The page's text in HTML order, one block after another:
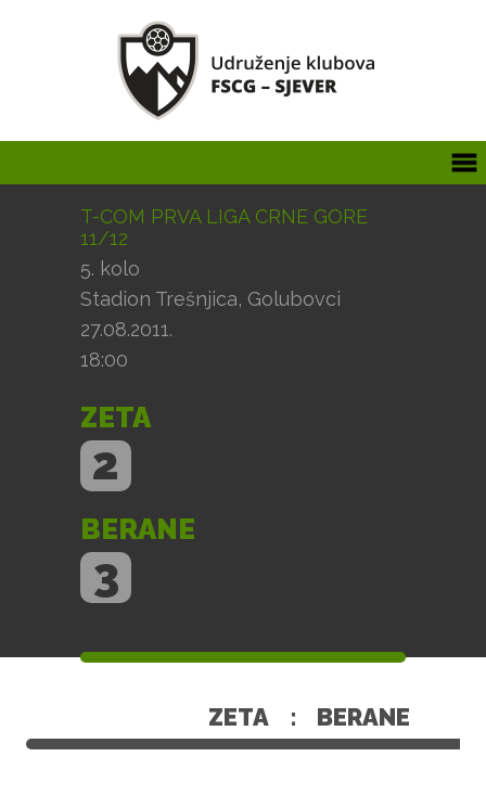
T-COM PRVA LIGA CRNE GORE
11/12
5. kolo
Stadion Trešnjica, Golubovci
27.08.2011.
18:00
ZETA
2
BERANE
3
ZETA : BERANE